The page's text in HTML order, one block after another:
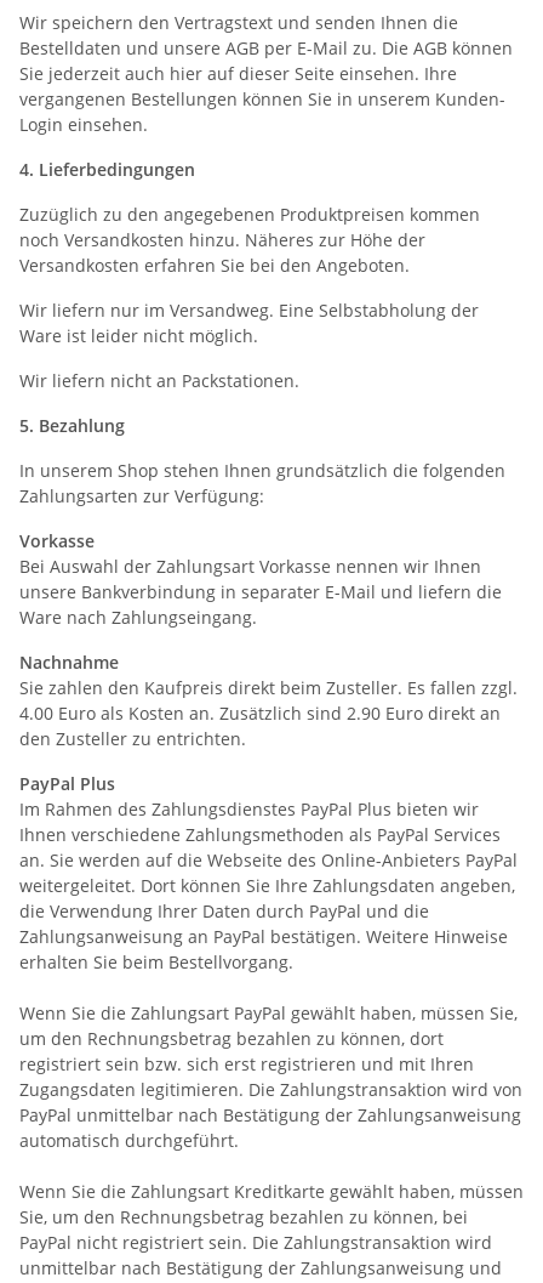
Wir speichern den Vertragstext und senden Ihnen die
Bestelldaten und unsere AGB per E-Mail zu. Die AGB können
Sie jederzeit auch hier auf dieser Seite einsehen. Ihre
vergangenen Bestellungen können Sie in unserem Kunden-
Login einsehen.
4. Lieferbedingungen
Zuzüglich zu den angegebenen Produktpreisen kommen
noch Versandkosten hinzu. Näheres zur Höhe der
Versandkosten erfahren Sie bei den Angeboten.
Wir liefern nur im Versandweg. Eine Selbstabholung der
Ware ist leider nicht möglich.
Wir liefern nicht an Packstationen.
5. Bezahlung
In unserem Shop stehen Ihnen grundsätzlich die folgenden
Zahlungsarten zur Verfügung:
Vorkasse
Bei Auswahl der Zahlungsart Vorkasse nennen wir Ihnen
unsere Bankverbindung in separater E-Mail und liefern die
Ware nach Zahlungseingang.
Nachnahme
Sie zahlen den Kaufpreis direkt beim Zusteller. Es fallen zzgl.
4.00 Euro als Kosten an. Zusätzlich sind 2.90 Euro direkt an
den Zusteller zu entrichten.
PayPal Plus
Im Rahmen des Zahlungsdienstes PayPal Plus bieten wir
Ihnen verschiedene Zahlungsmethoden als PayPal Services
an. Sie werden auf die Webseite des Online-Anbieters PayPal
weitergeleitet. Dort können Sie Ihre Zahlungsdaten angeben,
die Verwendung Ihrer Daten durch PayPal und die
Zahlungsanweisung an PayPal bestätigen. Weitere Hinweise
erhalten Sie beim Bestellvorgang.
Wenn Sie die Zahlungsart PayPal gewählt haben, müssen Sie,
um den Rechnungsbetrag bezahlen zu können, dort
registriert sein bzw. sich erst registrieren und mit Ihren
Zugangsdaten legitimieren. Die Zahlungstransaktion wird von
PayPal unmittelbar nach Bestätigung der Zahlungsanweisung
automatisch durchgeführt.
Wenn Sie die Zahlungsart Kreditkarte gewählt haben, müssen
Sie, um den Rechnungsbetrag bezahlen zu können, bei
PayPal nicht registriert sein. Die Zahlungstransaktion wird
unmittelbar nach Bestätigung der Zahlungsanweisung und